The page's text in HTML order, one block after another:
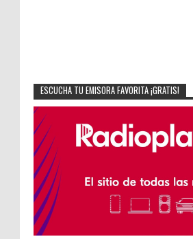
ESCUCHA TU EMISORA FAVORITA ¡GRATIS!